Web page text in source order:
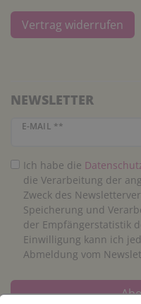
Vertrag widerrufen
NEWSLETTER
E-MAIL **
Newsletter Honig
Ich habe die
die Verarbeitung der
Zweck des
Speicherung und
der Empfängerstatistik
Einwilligung kann ich
Abmeldung vom